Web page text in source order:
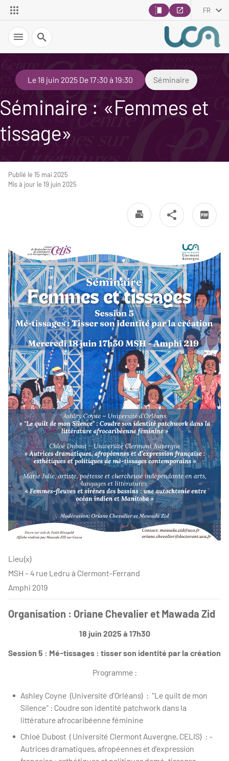
FR
Recherche
Le 18 juin 2025 De 17:30 à 19:30 Séminaire
Séminaire : «Femmes et
tissage»
Publié le 15 mai 2025
Mis à jour le 19 juin 2025
Lieu(x)
MSH - 4 rue Ledru à Clermont-Ferrand
Amphi 2019
Organisation : Oriane Chevalier et Mawada Zid
18 juin 2025 à 17h30
Session 5 : Mé-tissages : tisser son identité par la création
Programme :
Ashley Coyne (Université d’Orléans) : "Le quilt de mon
Silence" : Coudre son identité patchwork dans la
littérature afrocaribéenne féminine
Chloé Dubost ( Université Clermont Auvergne, CELIS) : -
Autrices dramatiques, afropéennes et d’expression